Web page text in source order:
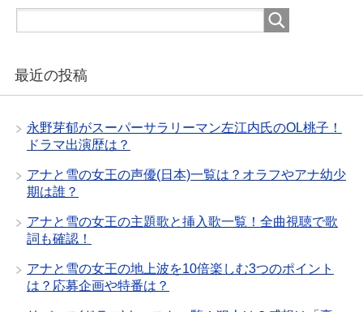
最近の投稿
永野芽郁がスーパーサラリーマン左江内氏のOL桃子！
ドラマ出演歴は？
アナと雪の女王の声優(日本)一覧は？オラフやアナ幼少
期は誰？
アナと雪の女王の主題歌と挿入歌一覧！全曲視聴で歌
詞も確認！
アナと雪の女王の地上波を10倍楽しむ3つのポイント
は？応募企画や特番は？